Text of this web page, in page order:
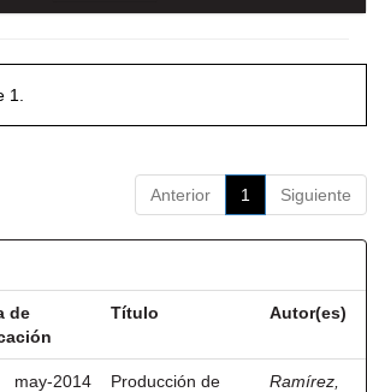
Anterior 1 Siguiente
de
Título Autor(es)
may-2014
Producción de
Ramírez,